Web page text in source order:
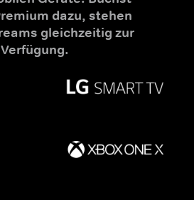
dazu, stehen
gleichzeitig zur
Verfügung.